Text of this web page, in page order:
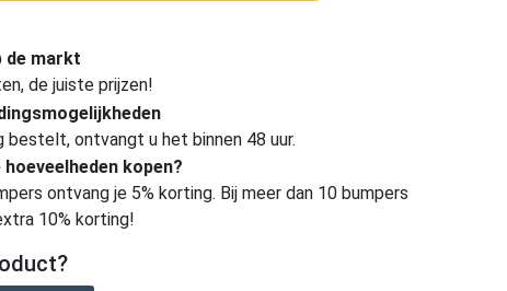
de markt
de juiste prijzen!
bestelt, ontvangt u het binnen 48 uur.
kopen?
ontvang je 5% korting. Bij meer dan 10 bumpers
10% korting!